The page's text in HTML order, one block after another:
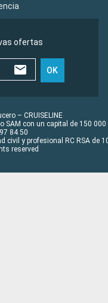
ofertas
OK
– CRUISELINE
SAM con un capital de 150 000
84 50
civil y profesional RC RSA de
reserved